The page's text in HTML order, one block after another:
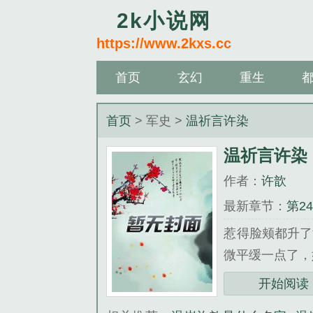
2k小说网
https://www.2kxs.cc
首页 玄幻 重生
首页 > 军史 >温祈言许染
温祈言许染
作者：许歆
最新章节：第
惹得脸颊都升
微平缓一点了
《温祈言许染
开始阅读